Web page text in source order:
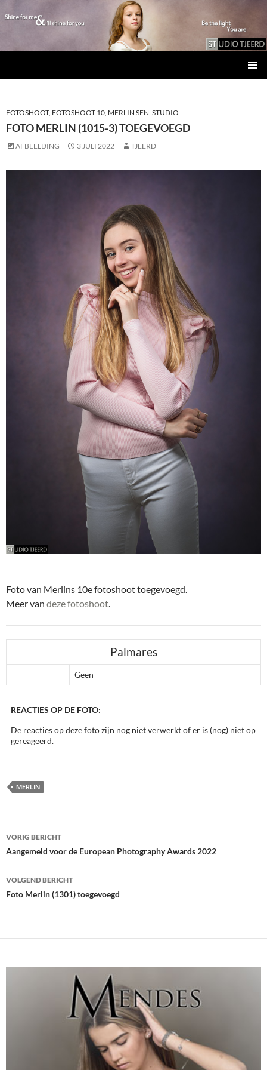
INHOUD
FOTOSHOOT, FOTOSHOOT 10, MERLIN SEN, STUDIO
FOTO MERLIN (1015-3) TOEGEVOEGD
AFBEELDING 3 JULI 2022 TJEERD
Foto van Merlins 10e fotoshoot toegevoegd.
Meer van deze fotoshoot.
Palmares
Geen
REACTIES OP DE FOTO:
De reacties op deze foto zijn nog niet verwerkt of er is (nog) niet op
gereageerd.
MERLIN
Bericht
navigatie
VORIG BERICHT
Aangemeld voor de European Photography Awards 2022
VOLGEND BERICHT
Foto Merlin (1301) toegevoegd